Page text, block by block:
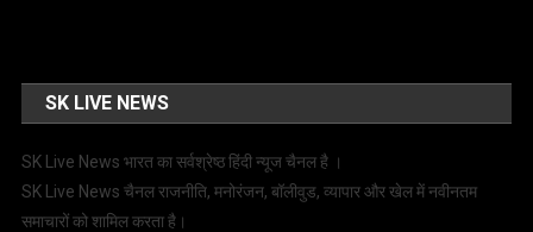
SK LIVE NEWS
SK Live News भारत का सर्वश्रेष्ठ हिंदी न्‍यूज चैनल है ।
SK Live News चैनल राजनीति, मनोरंजन, बॉलीवुड, व्यापार और खेल में नवीनतम
समाचारों को शामिल करता है।